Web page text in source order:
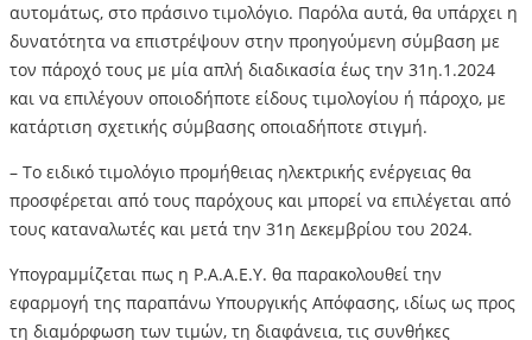
αυτομάτως, στο πράσινο τιμολόγιο. Παρόλα αυτά, θα υπάρχει η
δυνατότητα να επιστρέψουν στην προηγούμενη σύμβαση με
τον πάροχό τους με μία απλή διαδικασία έως την 31η.1.2024
και να επιλέγουν οποιοδήποτε είδους τιμολογίου ή πάροχο, με
κατάρτιση σχετικής σύμβασης οποιαδήποτε στιγμή.
– Το ειδικό τιμολόγιο προμήθειας ηλεκτρικής ενέργειας θα
προσφέρεται από τους παρόχους και μπορεί να επιλέγεται από
τους καταναλωτές και μετά την 31η Δεκεμβρίου του 2024.
Υπογραμμίζεται πως η Ρ.Α.Α.Ε.Υ. θα παρακολουθεί την
εφαρμογή της παραπάνω Υπουργικής Απόφασης, ιδίως ως προς
τη διαμόρφωση των τιμών, τη διαφάνεια, τις συνθήκες